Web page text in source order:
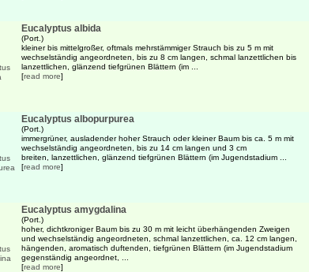
Eucalyptus albida
(Port.)
kleiner bis mittelgroßer, oftmals mehrstämmiger Strauch bis zu 5 m mit
wechselständig angeordneten, bis zu 8 cm langen, schmal lanzettlichen bis
lanzettlichen, glänzend tiefgrünen Blättern (im ...
[read more]
Eucalyptus albopurpurea
(Port.)
immergrüner, ausladender hoher Strauch oder kleiner Baum bis ca. 5 m mit
wechselständig angeordneten, bis zu 14 cm langen und 3 cm
breiten, lanzettlichen, glänzend tiefgrünen Blättern (im Jugendstadium ...
[read more]
Eucalyptus amygdalina
(Port.)
hoher, dichtkroniger Baum bis zu 30 m mit leicht überhängenden Zweigen
und wechselständig angeordneten, schmal lanzettlichen, ca. 12 cm langen,
hängenden, aromatisch duftenden, tiefgrünen Blättern (im Jugendstadium
gegenständig angeordnet, ...
[read more]